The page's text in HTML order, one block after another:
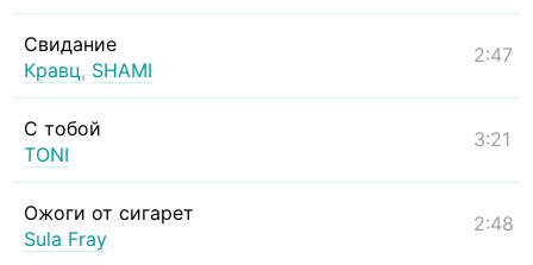
Свидание
Кравц, SHAMI
2:47
С тобой
TONI
3:21
Ожоги от сигарет
Sula Fray
2:48